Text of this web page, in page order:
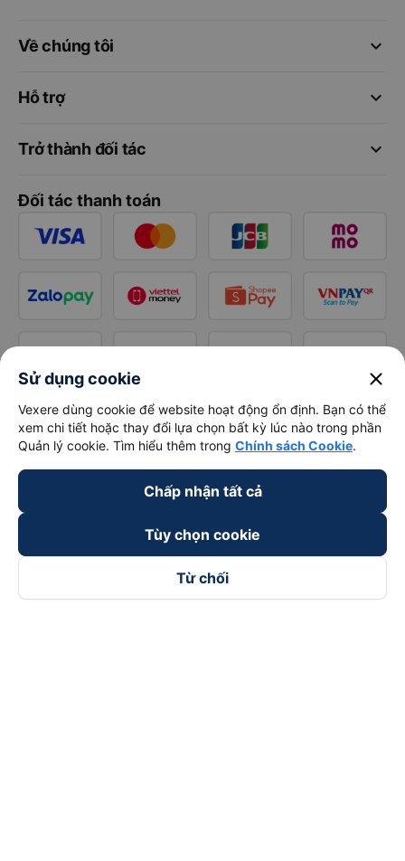
keyboard_arrow_down
Về chúng tôi
keyboard_arrow_down
Hỗ trợ
keyboard_arrow_down
Trở thành đối tác
Đối tác thanh toán
Sử dụng cookie close
Vexere dùng cookie để website hoạt động ổn định. Bạn có thể
xem chi tiết hoặc thay đổi lựa chọn bất kỳ lúc nào trong phần
Quản lý cookie. Tìm hiểu thêm trong Chính sách Cookie.
Chấp nhận tất cả
Tùy chọn cookie
Từ chối